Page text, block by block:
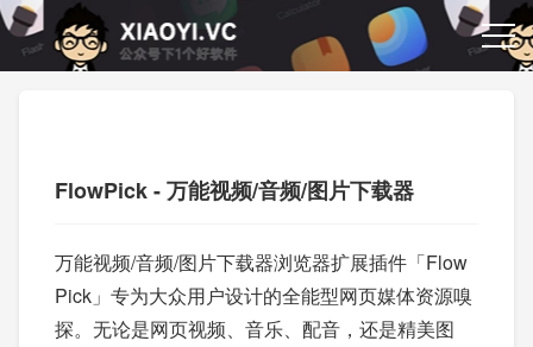
FlowPick - 万能视频/音频/图片下载器
万能视频/音频/图片下载器浏览器扩展插件「Flow
Pick」专为大众用户设计的全能型网页媒体资源嗅
探。无论是网页视频、音乐、配音，还是精美图